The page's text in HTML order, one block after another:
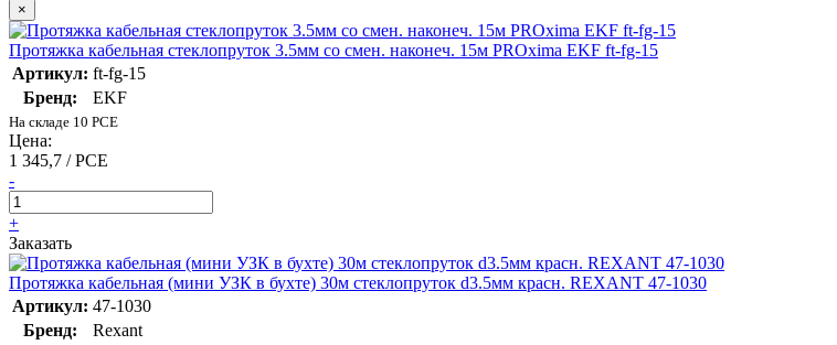
×
Протяжка кабельная стеклопруток 3.5мм со смен. наконеч. 15м PROxima EKF ft-fg-15
Артикул: ft-fg-15
Бренд:
EKF
На складе 10 PCE
Цена:
1 345,7 / PCE
-
+
Заказать
Протяжка кабельная (мини УЗК в бухте) 30м стеклопруток d3.5мм красн. REXANT 47-1030
Артикул: 47-1030
Бренд:
Rexant